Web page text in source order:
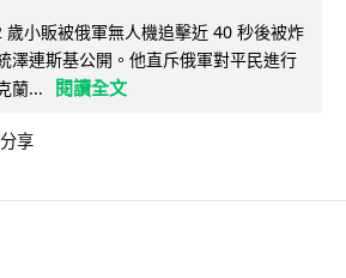
歲小販被俄軍無人機追擊近 40 秒後被炸
澤連斯基公開。他直斥俄軍對平民進行
蘭...
閱讀全文
分享